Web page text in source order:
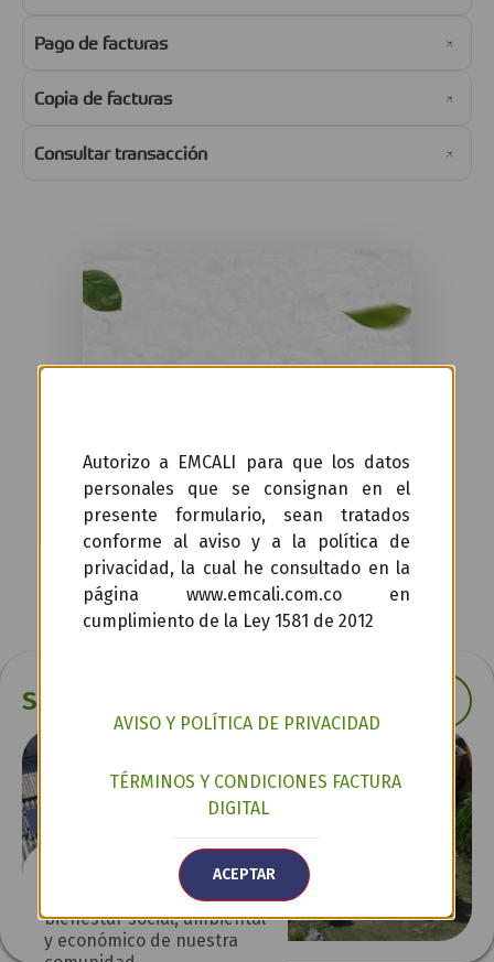
Pago de facturas
Copia de facturas
Consultar transacción
Sostenibilidad
trabajamos por el
bienestar social, ambiental
y económico de nuestra
Autorizo a EMCALI para que los datos
personales que se consignan en el
presente formulario, sean tratados
conforme al aviso y a la política de
privacidad, la cual he consultado en la
página www.emcali.com.co en
cumplimiento de la Ley 1581 de 2012
AVISO Y POLÍTICA DE PRIVACIDAD
TÉRMINOS Y CONDICIONES FACTURA
DIGITAL
ACEPTAR